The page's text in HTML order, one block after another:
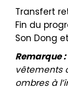
Transfert
Fin du
Son Dong
Remarque :
vêtements
ombres à